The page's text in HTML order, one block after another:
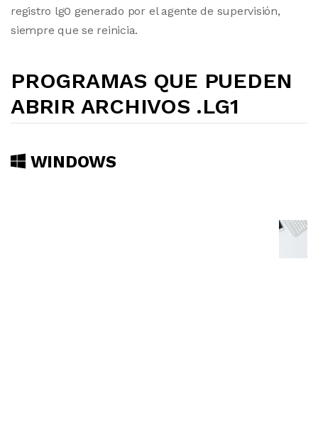
registro lg0 generado por el agente de supervisión,
siempre que se reinicia.
PROGRAMAS QUE PUEDEN
ABRIR ARCHIVOS .LG1
WINDOWS